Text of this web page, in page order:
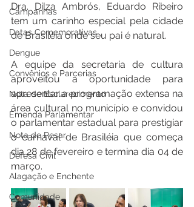
Campanhas
Datas Comemorativas
Dengue
Convênios e Parcerias
Nota de Esclarecimento
Emenda Parlamentar
Nota de Pesar
Defesa Civil
Alagação e Enchente
Comunidade
Dra. Dilza Ambrós, Eduardo Ribeiro
tem um carinho especial pela cidade
de Brasiléia onde seu pai é natural.
A equipe da secretaria de cultura
aproveitou a oportunidade para
apresentar a programação extensa na
área cultural no município e convidou
o parlamentar estadual para prestigiar
o carnaval de Brasiléia que começa
dia 28 de fevereiro e termina dia 04 de
março.